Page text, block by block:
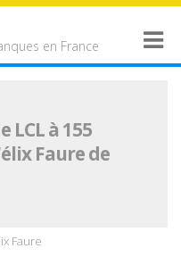
en France
LCL à 155
Faure de
Faure